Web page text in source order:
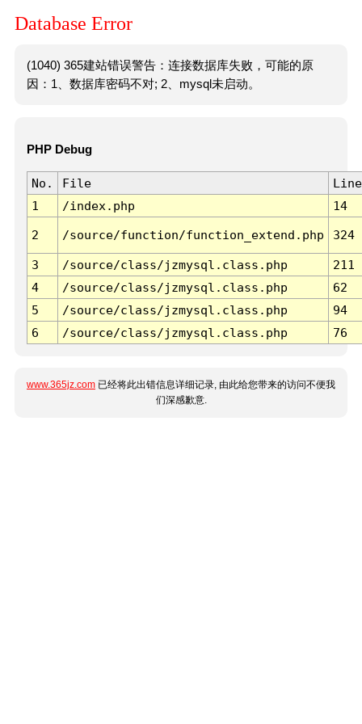
Database Error
(1040) 365建站错误警告：连接数据库失败，可能的原
因：1、数据库密码不对; 2、mysql未启动。
PHP Debug
No. File
Line
1
/index.php 14
2 /source/function/function_extend.php 324
3 /source/class/jzmysql.class.php
211
4
/source/class/jzmysql.class.php
62
5
/source/class/jzmysql.class.php
94
6
/source/class/jzmysql.class.php 76
www.365jz.com 已经将此出错信息详细记录, 由此给您带来的访问不便我
们深感歉意.